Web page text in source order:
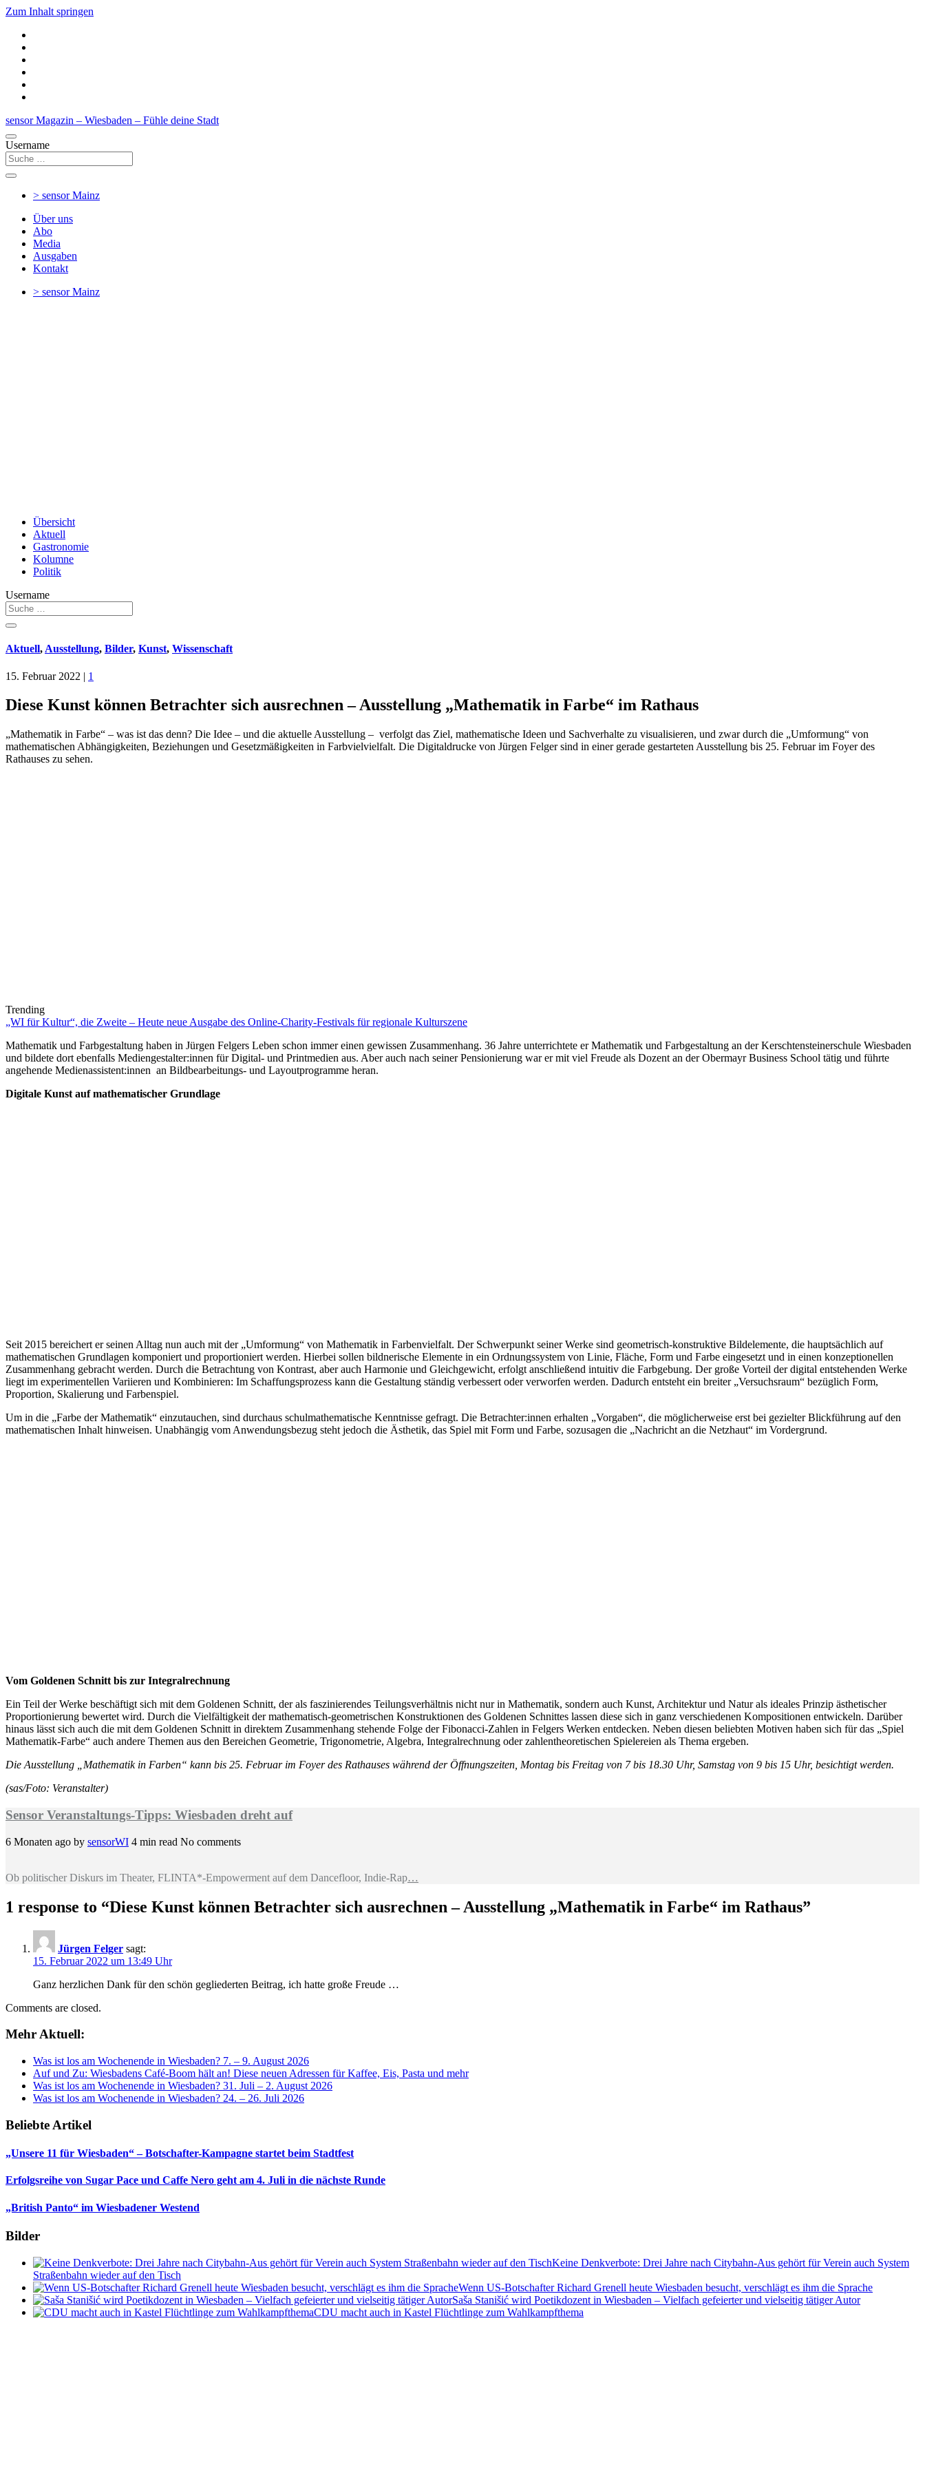
Zum Inhalt springen
sensor Magazin – Wiesbaden – Fühle deine Stadt
Username
> sensorMainz
Über uns
Abo
Media
Ausgaben
Kontakt
> sensorMainz
Übersicht
Aktuell
Gastronomie
Kolumne
Politik
Username
Aktuell, Ausstellung, Bilder, Kunst, Wissenschaft
15. Februar 2022 | 1
Diese Kunst können Betrachter sich ausrechnen – Ausstellung „Mathematik in Farbe“ im Rathaus
„Mathematik in Farbe“ – was ist das denn? Die Idee – und die aktuelle Ausstellung – verfolgt das Ziel, mathematische Ideen und Sachverhalte zu visualisieren, und zwar durch die „Umformung“ von
mathematischen Abhängigkeiten, Beziehungen und Gesetzmäßigkeiten in Farbvielvielfalt. Die Digitaldrucke von Jürgen Felger sind in einer gerade gestarteten Ausstellung bis 25. Februar im Foyer des
Rathauses zu sehen.
Trending
„WI für Kultur“, die Zweite – Heute neue Ausgabe des Online-Charity-Festivals für regionale Kulturszene
Mathematik und Farbgestaltung haben in Jürgen Felgers Leben schon immer einen gewissen Zusammenhang. 36 Jahre unterrichtete er Mathematik und Farbgestaltung an der Kerschtensteinerschule Wiesbaden
und bildete dort ebenfalls Mediengestalter:innen für Digital- und Printmedien aus. Aber auch nach seiner Pensionierung war er mit viel Freude als Dozent an der Obermayr Business School tätig und führte
angehende Medienassistent:innen an Bildbearbeitungs- und Layoutprogramme heran.
Digitale Kunst auf mathematischer Grundlage
Seit 2015 bereichert er seinen Alltag nun auch mit der „Umformung“ von Mathematik in Farbenvielfalt. Der Schwerpunkt seiner Werke sind geometrisch-konstruktive Bildelemente, die hauptsächlich auf
mathematischen Grundlagen komponiert und proportioniert werden. Hierbei sollen bildnerische Elemente in ein Ordnungssystem von Linie, Fläche, Form und Farbe eingesetzt und in einen konzeptionellen
Zusammenhang gebracht werden. Durch die Betrachtung von Kontrast, aber auch Harmonie und Gleichgewicht, erfolgt anschließend intuitiv die Farbgebung. Der große Vorteil der digital entstehenden Werke
liegt im experimentellen Variieren und Kombinieren: Im Schaffungsprozess kann die Gestaltung ständig verbessert oder verworfen werden. Dadurch entsteht ein breiter „Versuchsraum“ bezüglich Form,
Proportion, Skalierung und Farbenspiel.
Um in die „Farbe der Mathematik“ einzutauchen, sind durchaus schulmathematische Kenntnisse gefragt. Die Betrachter:innen erhalten „Vorgaben“, die möglicherweise erst bei gezielter Blickführung auf den
mathematischen Inhalt hinweisen. Unabhängig vom Anwendungsbezug steht jedoch die Ästhetik, das Spiel mit Form und Farbe, sozusagen die „Nachricht an die Netzhaut“ im Vordergrund.
Vom Goldenen Schnitt bis zur Integralrechnung
Ein Teil der Werke beschäftigt sich mit dem Goldenen Schnitt, der als faszinierendes Teilungsverhältnis nicht nur in Mathematik, sondern auch Kunst, Architektur und Natur als ideales Prinzip ästhetischer
Proportionierung bewertet wird. Durch die Vielfältigkeit der mathematisch-geometrischen Konstruktionen des Goldenen Schnittes lassen diese sich in ganz verschiedenen Kompositionen entwickeln. Darüber
hinaus lässt sich auch die mit dem Goldenen Schnitt in direktem Zusammenhang stehende Folge der Fibonacci-Zahlen in Felgers Werken entdecken. Neben diesen beliebten Motiven haben sich für das „Spiel
Mathematik-Farbe“ auch andere Themen aus den Bereichen Geometrie, Trigonometrie, Algebra, Integralrechnung oder zahlentheoretischen Spielereien als Thema ergeben.
Die Ausstellung „Mathematik in Farben“ kann bis 25. Februar im Foyer des Rathauses während der Öffnungszeiten, Montag bis Freitag von 7 bis 18.30 Uhr, Samstag von 9 bis 15 Uhr, besichtigt werden.
(sas/Foto: Veranstalter)
Sensor Veranstaltungs-Tipps: Wiesbaden dreht auf
6 Monaten ago by sensorWI 4 min read No comments
Ob politischer Diskurs im Theater, FLINTA*-Empowerment auf dem Dancefloor, Indie-Rap…
1 response to “Diese Kunst können Betrachter sich ausrechnen – Ausstellung „Mathematik in Farbe“ im Rathaus”
Jürgen Felger sagt:
15. Februar 2022 um 13:49 Uhr
Ganz herzlichen Dank für den schön gegliederten Beitrag, ich hatte große Freude …
Comments are closed.
Mehr Aktuell:
Was ist los am Wochenende in Wiesbaden? 7. – 9. August 2026
Auf und Zu: Wiesbadens Café-Boom hält an! Diese neuen Adressen für Kaffee, Eis, Pasta und mehr
Was ist los am Wochenende in Wiesbaden? 31. Juli – 2. August 2026
Was ist los am Wochenende in Wiesbaden? 24. – 26. Juli 2026
Beliebte Artikel
„Unsere 11 für Wiesbaden“ – Botschafter-Kampagne startet beim Stadtfest
Erfolgsreihe von Sugar Pace und Caffe Nero geht am 4. Juli in die nächste Runde
„British Panto“ im Wiesbadener Westend
Bilder
Keine Denkverbote: Drei Jahre nach Citybahn-Aus gehört für Verein auch System
Straßenbahn wieder auf den Tisch
Wenn US-Botschafter Richard Grenell heute Wiesbaden besucht, verschlägt es ihm die Sprache
Saša Stanišić wird Poetikdozent in Wiesbaden – Vielfach gefeierter und vielseitig tätiger Autor
CDU macht auch in Kastel Flüchtlinge zum Wahlkampfthema